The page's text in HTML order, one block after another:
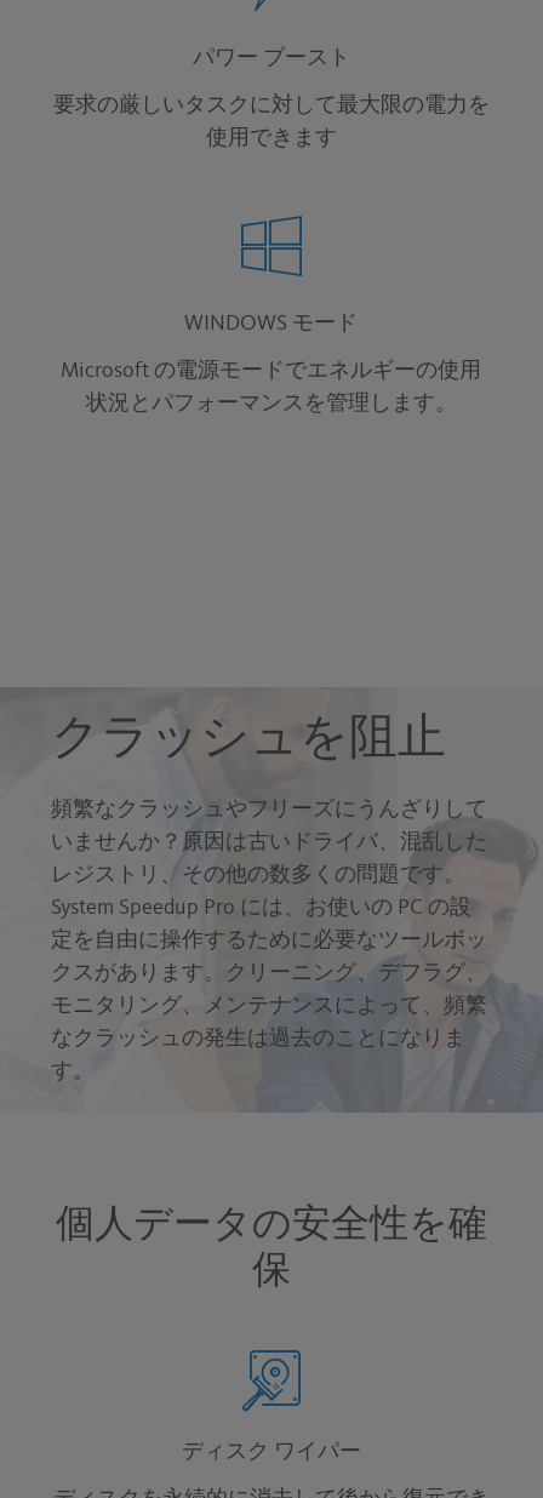
パワー ブースト
要求の厳しいタスクに対して最大限の電力を
使用できます
WINDOWS モード
Microsoft の電源モードでエネルギーの使用
状況とパフォーマンスを管理します。
クラッシュを阻止
頻繁なクラッシュやフリーズにうんざりして
いませんか？原因は古いドライバ、混乱した
レジストリ、その他の数多くの問題です。
System Speedup Pro には、お使いの PC の設
定を自由に操作するために必要なツールボッ
クスがあります。クリーニング、デフラグ、
モニタリング、メンテナンスによって、頻繁
なクラッシュの発生は過去のことになりま
す。
個人データの安全性を確
保
ディスク ワイパー